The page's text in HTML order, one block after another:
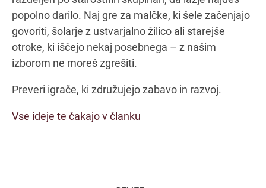
Navodila za pot
popolno darilo. Naj gre za malčke, ki šele začenjajo
govoriti, šolarje z ustvarjalno žilico ali starejše
otroke, ki iščejo nekaj posebnega – z našim
izborom ne moreš zgrešiti.
Preveri igrače, ki združujejo zabavo in razvoj.
Vse ideje te čakajo v članku